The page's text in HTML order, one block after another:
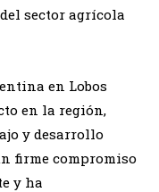
sector agrícola
en Lobos
en la región,
y desarrollo
firme compromiso
y ha